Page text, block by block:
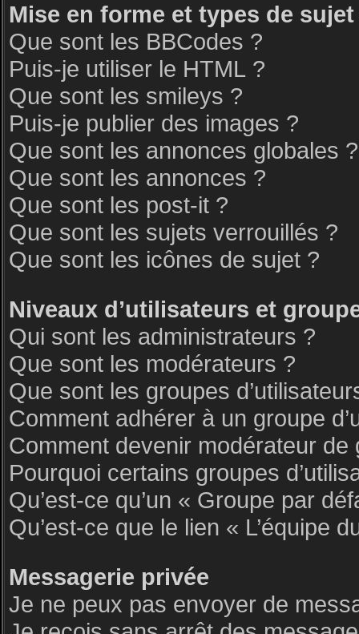
Mise en forme et types de sujet
Que sont les BBCodes ?
Puis-je utiliser le HTML ?
Que sont les smileys ?
Puis-je publier des images ?
Que sont les annonces globales ?
Que sont les annonces ?
Que sont les post-it ?
Que sont les sujets verrouillés ?
Que sont les icônes de sujet ?
Niveaux d’utilisateurs et
Qui sont les administrateurs ?
Que sont les modérateurs ?
Que sont les groupes
Comment adhérer à un groupe
Comment devenir modérateur de
Pourquoi certains groupes
Qu’est-ce qu’un « Groupe par
Qu’est-ce que le lien « L’équipe
Messagerie privée
Je ne peux pas envoyer de